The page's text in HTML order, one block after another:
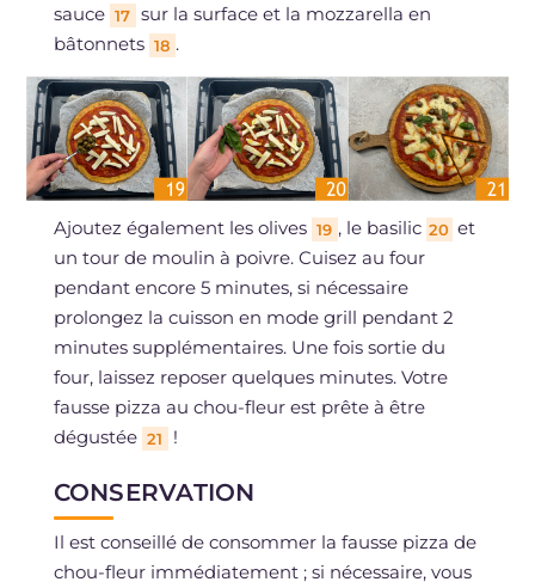
sauce 17 sur la surface et la mozzarella en
bâtonnets 18 .
Ajoutez également les olives 19 , le basilic 20 et
un tour de moulin à poivre. Cuisez au four
pendant encore 5 minutes, si nécessaire
prolongez la cuisson en mode grill pendant 2
minutes supplémentaires. Une fois sortie du
four, laissez reposer quelques minutes. Votre
fausse pizza au chou-fleur est prête à être
dégustée 21 !
CONSERVATION
Il est conseillé de consommer la fausse pizza de
chou-fleur immédiatement ; si nécessaire, vous